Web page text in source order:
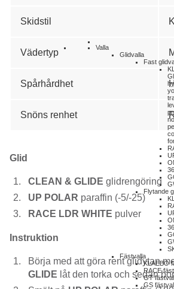
Valla
Glidvalla
Fast
Flytande
Fästvalla
KLAEBO
RACE
GT
GS
Skidstil
Vädertyp
Spårhårdhet
Snöns renhet
Glid
CLEAN & GLIDE glidrengöring
UP POLAR paraffin (-5/-25)
RACE LDR WHITE pulver
Instruktion
Börja med att göra rent glidytan
GLIDE låt den torka och sedan